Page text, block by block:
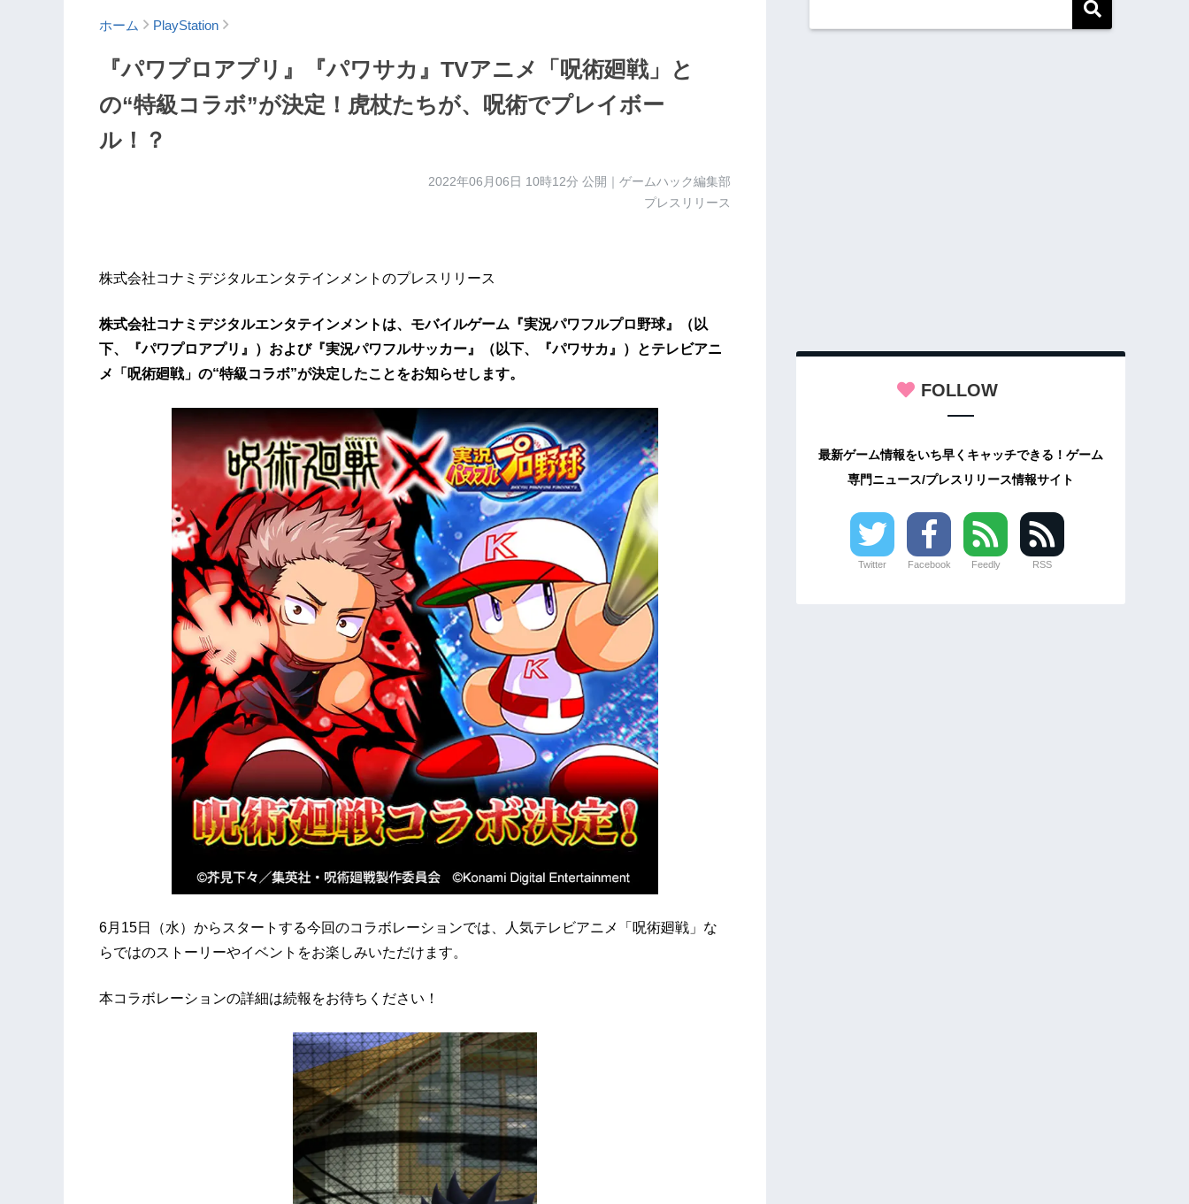
ホーム PlayStation
『パワプロアプリ』『パワサカ』TVアニメ「呪術廻戦」と
の“特級コラボ”が決定！虎杖たちが、呪術でプレイボー
ル！？
2022年06月06日 10時12分 公開｜ゲームハック編集部
プレスリリース
株式会社コナミデジタルエンタテインメントのプレスリリース
​株式会社コナミデジタルエンタテインメントは、モバイルゲーム『実況パワフルプロ野球』（以
下、『パワプロアプリ』）および『実況パワフルサッカー』（以下、『パワサカ』）とテレビアニ
メ「呪術廻戦」の“特級コラボ”が決定したことをお知らせします。
6月15日（水）からスタートする今回のコラボレーションでは、人気テレビアニメ「呪術廻戦」な
らではのストーリーやイベントをお楽しみいただけます。
本コラボレーションの詳細は続報をお待ちください！
FOLLOW
最新ゲーム情報をいち早くキャッチできる！ゲーム
専門ニュース/プレスリリース情報サイト
Twitter Facebook Feedly RSS